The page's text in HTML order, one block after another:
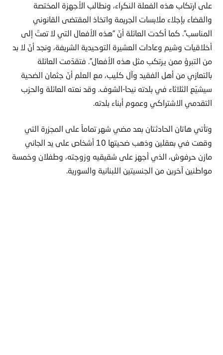
على ارتكاب هذه الفعلة النكراء، ونطالب الأجهزة المختصة
والقضاء بإجلاء ملابسات الجريمة واتخاذ المقتضى القانوني
المناسب”. كما أكدت العائلة أنّ “هذه الأفعال التي لا تمتّ إلى
أخلاقيات وشيم وعادات العشيرة التوحيدية الشريفة، ونجد أنّ لا بد
من التبرؤ ممن يرتكب مثل هذه الأفعال”. فتقدّمت العائلة
بالتعازي من أهل الفقيد وآل كليب، مع العلم أنّ جثمان الضحية
سيشيّع الثلاثاء في بلدته نيحا-الشوف. وقد نعته العائلة والحزب
التقدمي الاشتراكي وعموم أبناء بلدته.
وتأتي هاتان الحادثتان بعد مضي شهر تماماً على المجزرة التي
وقعت في بعقلين وذهب ضحيتها 10 أشخاص على يد الجاني
مازن حرفوش، الذي أجهز على شقيقيه وزوجته، وطفلان وخمسة
مواطنين آخرين من الجنسيتين اللبنانية والسورية.